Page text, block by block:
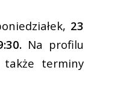
23
Na profilu
także terminy